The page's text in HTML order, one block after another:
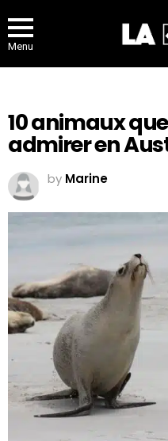
Menu
10 animaux
admirer en
by Marine